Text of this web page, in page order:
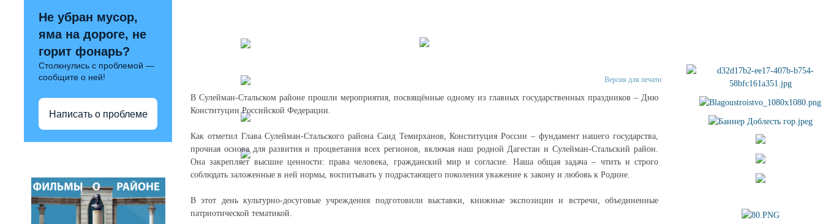
Не убран мусор,
яма на дороге, не
горит фонарь?
Столкнулись с проблемой —
сообщите о ней!
Написать о проблеме
Версия для печати
В Сулейман-Стальском районе прошли мероприятия, посвящённые одному из главных государственных праздников – Дню
Конституции Российской Федерации.
Как отметил Глава Сулейман-Стальского района Саид Темирханов, Конституция России – фундамент нашего государства,
прочная основа для развития и процветания всех регионов, включая наш родной Дагестан и Сулейман-Стальский район.
Она закрепляет высшие ценности: права человека, гражданский мир и согласие. Наша общая задача – чтить и строго
соблюдать заложенные в ней нормы, воспитывать у подрастающего поколения уважение к закону и любовь к Родине.
В этот день культурно-досуговые учреждения подготовили выставки, книжные экспозиции и встречи, объединенные
патриотической тематикой.